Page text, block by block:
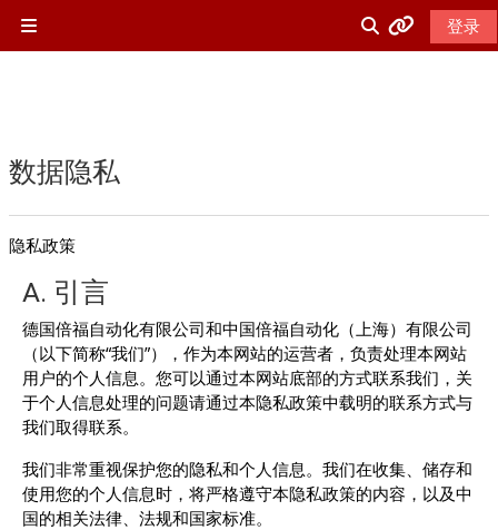
切换搜索输入
Beckhoff网站
Beckhoff英文网站
PC-Control杂志
Beckhoff在线帮助
ETG中国
Beckhoff USA 培训网站
登录
数据隐私
隐私政策
A. 引言
德国倍福自动化有限公司和中国倍福自动化（上海）有限公司
（以下简称“我们”），作为本网站的运营者，负责处理本网站
用户的个人信息。您可以通过本网站底部的方式联系我们，关
于个人信息处理的问题请通过本隐私政策中载明的联系方式与
我们取得联系。
我们非常重视保护您的隐私和个人信息。我们在收集、储存和
使用您的个人信息时，将严格遵守本隐私政策的内容，以及中
国的相关法律、法规和国家标准。